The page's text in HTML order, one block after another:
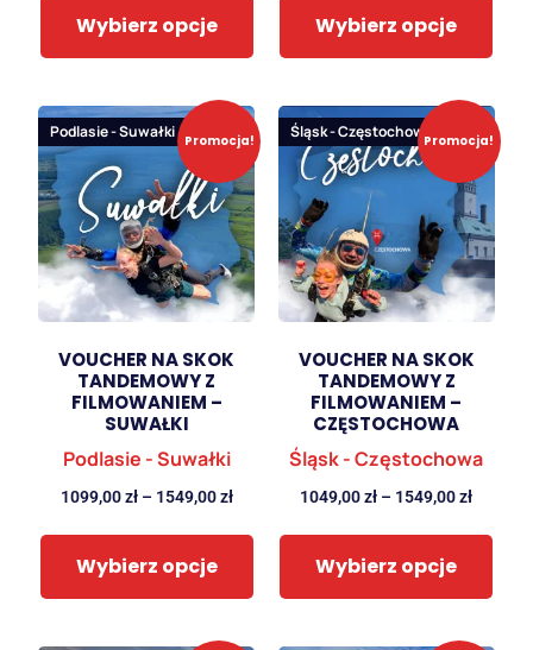
Wybierz opcje Wybierz opcje
Promocja!
VOUCHER NA SKOK
TANDEMOWY Z
FILMOWANIEM –
SUWAŁKI
Podlasie - Suwałki
Podlasie - Suwałki
1099,00zł – 1549,00zł
Wybierz opcje
Promocja!
VOUCHER NA SKOK
TANDEMOWY Z
FILMOWANIEM –
CZĘSTOCHOWA
Śląsk - Częstochowa
Śląsk - Częstochowa
1049,00zł – 1549,00zł
Wybierz opcje